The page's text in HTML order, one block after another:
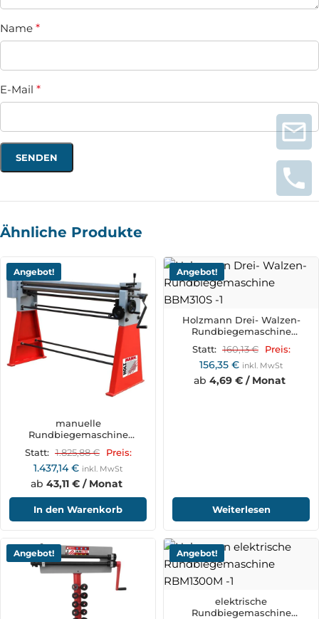
Name *
E-Mail *
Ähnliche Produkte
Angebot!
manuelle
Rundbiegemaschine
Statt: 1.825,88€ Preis:
1.437,14€ inkl. MwSt
ab 43,11 € / Monat
In den Warenkorb
Angebot!
Holzmann Drei- Walzen-
Rundbiegemaschine
Statt: 160,13€ Preis:
156,35 € inkl. MwSt
ab 4,69 € / Monat
Weiterlesen
Angebot! Angebot!
elektrische
Rundbiegemaschine